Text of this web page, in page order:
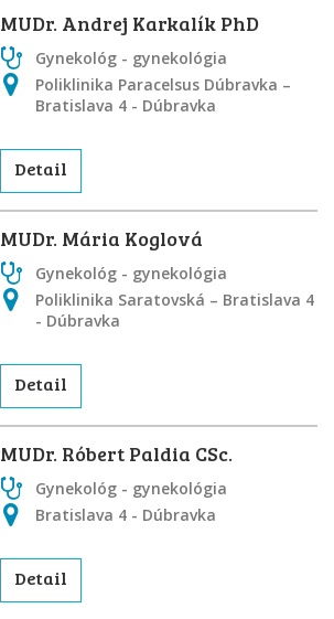
MUDr. Andrej Karkalík PhD
Gynekológ - gynekológia
Poliklinika Paracelsus Dúbravka –
Bratislava 4 - Dúbravka
Detail
MUDr. Mária Koglová
Gynekológ - gynekológia
Poliklinika Saratovská – Bratislava 4
- Dúbravka
Detail
MUDr. Róbert Paldia CSc.
Gynekológ - gynekológia
Bratislava 4 - Dúbravka
Detail